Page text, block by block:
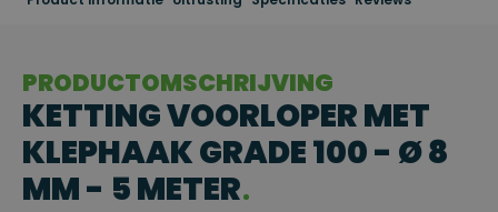
PRODUCTOMSCHRIJVING
KETTING VOORLOPER MET
KLEPHAAK GRADE 100 - Ø 8
MM - 5 METER